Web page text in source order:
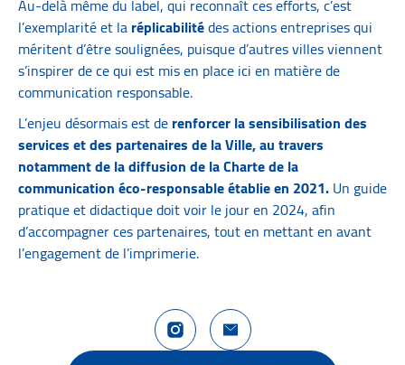
Au-delà même du label, qui reconnaît ces efforts, c’est
l’exemplarité et laréplicabilitédes actions entreprises qui
méritent d’être soulignées, puisque d’autres villes viennent
s’inspirer de ce qui est mis en place ici en matière de
communication responsable.
L’enjeu désormais est derenforcer la sensibilisation des
services et des partenaires de la Ville, au travers
notamment de la diffusion de la Charte de la
communication éco-responsable établie en 2021.Un guide
pratique et didactique doit voir le jour en 2024, afin
d’accompagner ces partenaires, tout en mettant en avant
l’engagement de l’imprimerie.
Compte Instagram La Rochelle
Nous contacter